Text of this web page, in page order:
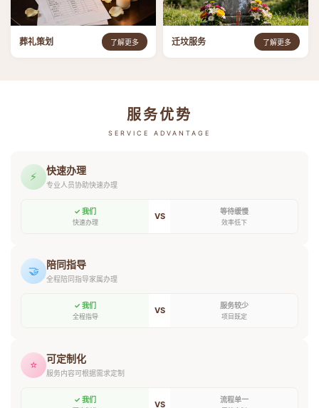
葬礼策划 了解更多 迁坟服务 了解更多
服务优势
SERVICE ADVANTAGE
⚡ 快速办理
专业人员协助快速办理
✓ 我们
快速办理
VS 等待缓慢
效率低下
🤝 陪同指导
全程陪同指导家属办理
✓ 我们
全程指导
VS 服务较少
项目既定
⭐ 可定制化
服务内容可根据需求定制
✓ 我们 VS 流程单一